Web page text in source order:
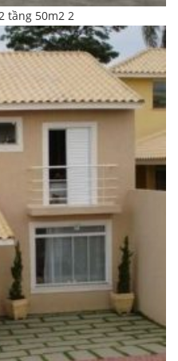
tầng 50m2 2